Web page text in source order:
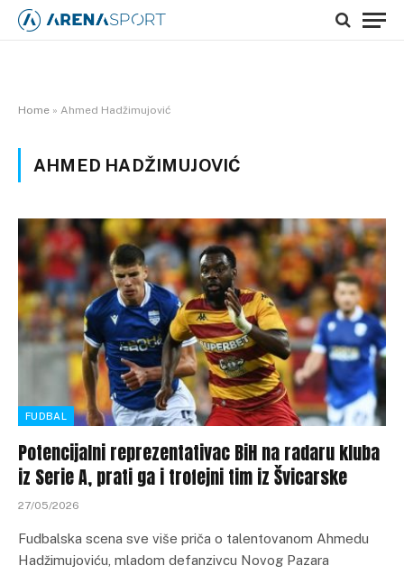
Home » Ahmed Hadžimujović
AHMED HADŽIMUJOVIĆ
FUDBAL
Potencijalni reprezentativac BiH na radaru kluba
iz Serie A, prati ga i trofejni tim iz Švicarske
27/05/2026
Fudbalska scena sve više priča o talentovanom Ahmedu
Hadžimujoviću, mladom defanzivcu Novog Pazara